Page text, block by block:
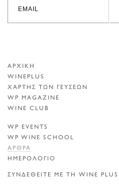
ΑΡΧΙΚΗ
WINEPLUS
ΧΑΡΤΗΣ ΤΩΝ ΓΕΥΣΕΩΝ
WP MAGAZINE
WINE CLUB
WP EVENTS
WP WINE SCHOOL
ΑΡΘΡΑ
ΗΜΕΡΟΛΟΓΙΟ
ΣΥΝΔΕΘΕΙΤΕ ΜΕ ΤΗ WINE PLUS